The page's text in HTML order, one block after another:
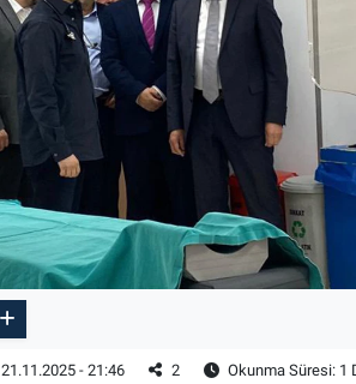
21.11.2025 - 21:46 2 Okunma Süresi: 1